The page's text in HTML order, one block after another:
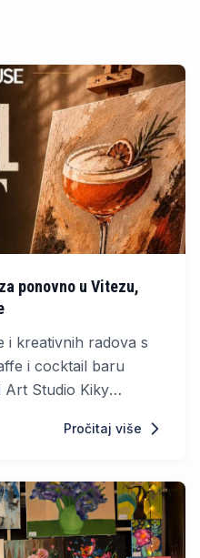
ponovno u Vitezu,
i kreativnih radova s
i cocktail baru
Art Studio Kiky
oni koji nikada nisu
i odličnim
Pročitaj više